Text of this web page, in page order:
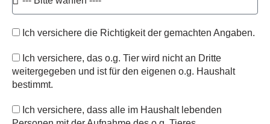
Ich versichere die Richtigkeit der gemachten Angaben.
Ich versichere, das o.g. Tier wird nicht an Dritte
weitergegeben und ist für den eigenen o.g. Haushalt
bestimmt.
Ich versichere, dass alle im Haushalt lebenden